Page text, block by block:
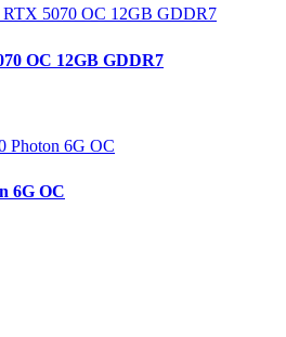
OC 12GB GDDR7
6G OC